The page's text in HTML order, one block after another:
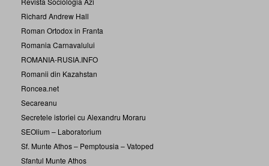
Richard Andrew Hall
Roman Ortodox in Franta
Romania Carnavalului
ROMANIA-RUSIA.INFO
Romanii din Kazahstan
Roncea.net
Secareanu
Secretele istoriei cu Alexandru Moraru
SEOlium – Laboratorium
Sf. Munte Athos – Pemptousia – Vatoped
Sfantul Munte Athos